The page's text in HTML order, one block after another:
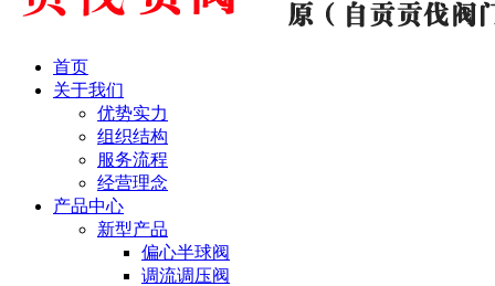
首页
关于我们
优势实力
组织结构
服务流程
经营理念
产品中心
新型产品
偏心半球阀
调流调压阀